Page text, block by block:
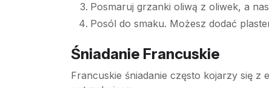
Posmaruj grzanki oliwą z oliwek, a
Posól do smaku. Możesz dodać
Śniadanie Francuskie
Francuskie śniadanie często kojarzy się z